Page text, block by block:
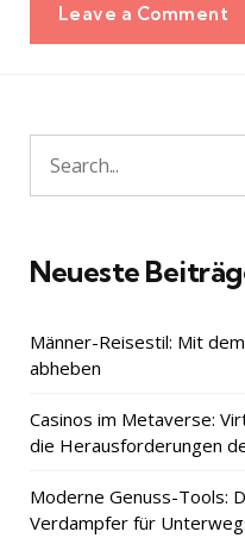
Leave a Comment
Search
for:
Neueste
Männer-Reisestil: Mit
abheben
Casinos im Metaverse:
die Herausforderungen
Moderne Genuss-Tools:
Verdampfer für